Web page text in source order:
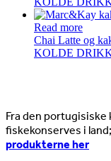
Read more
Chai Latte og
KOLDE
Fra den
fiskekonserves i
produkterne her